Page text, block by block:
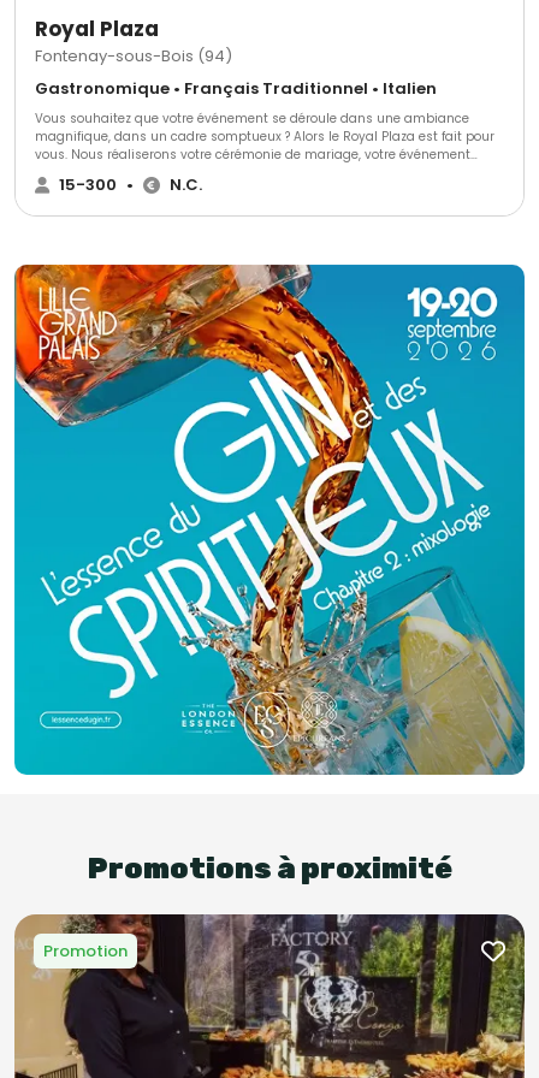
Royal Plaza
Fontenay-sous-Bois (94)
Gastronomique • Français Traditionnel • Italien
Vous souhaitez que votre événement se déroule dans une ambiance
magnifique, dans un cadre somptueux ? Alors le Royal Plaza est fait pour
vous. Nous réaliserons votre cérémonie de mariage, votre événement
d'entreprise, formidable et mémorable, dont tous vos convives se
souviendront pendant de nombreuses années.
15-300 • N.C.
Promotions à proximité
Promotion